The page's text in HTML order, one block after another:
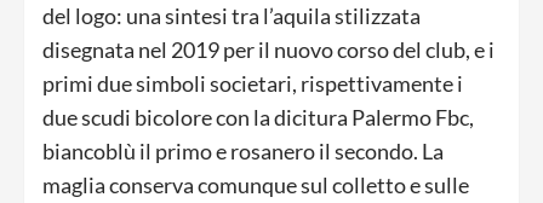
del logo: una sintesi tra l’aquila stilizzata
disegnata nel 2019 per il nuovo corso del club, e i
primi due simboli societari, rispettivamente i
due scudi bicolore con la dicitura Palermo Fbc,
biancoblù il primo e rosanero il secondo. La
maglia conserva comunque sul colletto e sulle